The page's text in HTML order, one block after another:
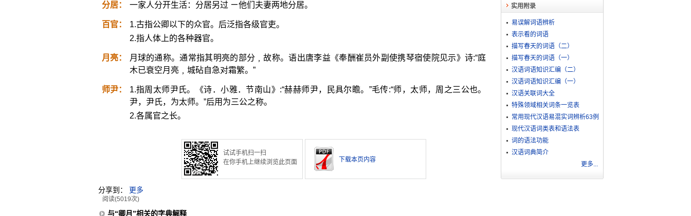
分居： 一家人分开生活：分居另过 ㄧ他们夫妻两地分居。
百官：
1.古指公卿以下的众官。后泛指各级官吏。
2.指人体上的各种器官。
月亮：
月球的通称。通常指其明亮的部分﹐故称。语出唐李益《奉酬崔员外副使携琴宿使院见示》诗:“庭
木已衰空月亮﹐城砧自急对霜繁。”
师尹：
1.指周太师尹氏。《诗．小雅．节南山》:“赫赫师尹，民具尔瞻。”毛传:“师，太师，周之三公也。
尹，尹氏，为太师。”后用为三公之称。
2.各属官之长。
试试手机扫一扫
在你手机上继续浏览此页面
下载本页内容
分享到： 更多
阅读(5019次)
与“卿月”相关的字典解释
实用附录
易误解词语辨析
表示看的词语
描写春天的词语（二）
描写春天的词语（一）
汉语词语知识汇编（二）
汉语词语知识汇编（一）
汉语关联词大全
特殊领域相关词条一览表
常用现代汉语易混实词辨析63例
现代汉语词类表和语法表
词的语法功能
汉语词典简介
更多...